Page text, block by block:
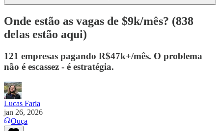
Onde estão as vagas de $9k/mês? (838
delas estão aqui)
121 empresas pagando R$47k+/mês. O problema
não é escassez - é estratégia.
Lucas Faria
jan 26, 2026
Ouça